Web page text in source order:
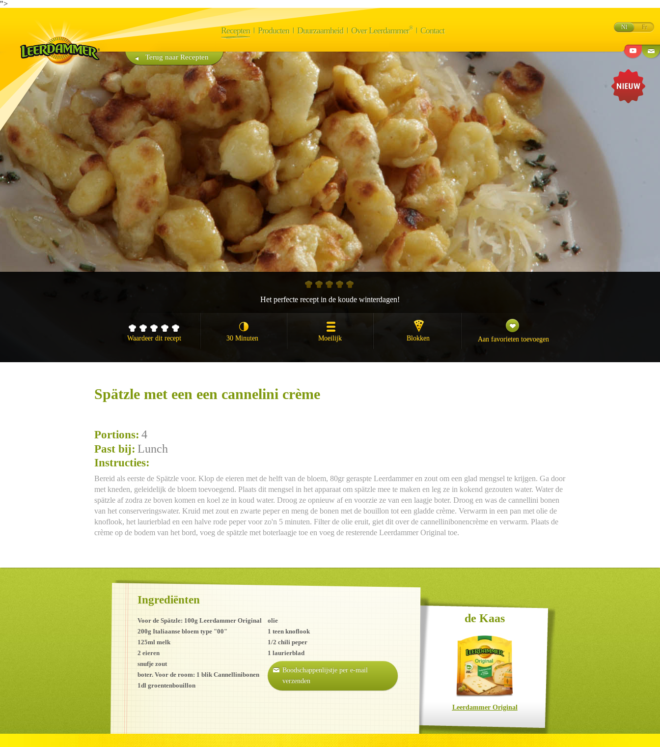
">
Recepten Producten Duurzaamheid Over Leerdammer® Contact Nl Fr
Terug naar Recepten
Het perfecte recept in de koude winterdagen!
Waardeer dit recept 30 Minuten Moeilijk Blokken Aan favorieten toevoegen
Spätzle met een een cannelini crème
Portions: 4
Past bij: Lunch
Instructies:
Bereid als eerste de Spätzle voor. Klop de eieren met de helft van de bloem, 80gr geraspte Leerdammer en zout om een glad mengsel te krijgen. Ga door
met kneden, geleidelijk de bloem toevoegend. Plaats dit mengsel in het apparaat om spätzle mee te maken en leg ze in kokend gezouten water. Water de
spätzle af zodra ze boven komen en koel ze in koud water. Droog ze opnieuw af en voorzie ze van een laagje boter. Droog en was de cannellini bonen
van het conserveringswater. Kruid met zout en zwarte peper en meng de bonen met de bouillon tot een gladde crème. Verwarm in een pan met olie de
knoflook, het laurierblad en een halve rode peper voor zo'n 5 minuten. Filter de olie eruit, giet dit over de cannellinibonencrème en verwarm. Plaats de
crème op de bodem van het bord, voeg de spätzle met boterlaagje toe en voeg de resterende Leerdammer Original toe.
Ingrediënten
Voor de Spätzle: 100g Leerdammer Original
200g Italiaanse bloem type "00"
125ml melk
2 eieren
snufje zout
boter. Voor de room: 1 blik Cannellinibonen
1dl groentenbouillon
olie
1 teen knoflook
1/2 chili peper
1 laurierblad
Boodschappenlijstje per e-mail
verzenden
de Kaas
Leerdammer Original